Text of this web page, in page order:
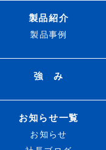
製品紹介
製品事例
強 み
お知らせ一覧
お知らせ